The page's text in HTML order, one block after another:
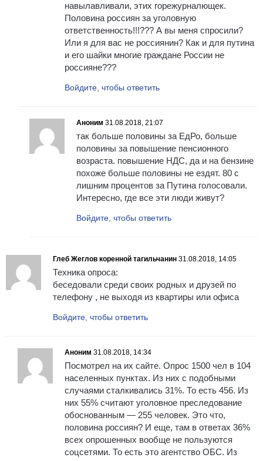
навылавливали, этих горежурналющек.
Половина россиян за уголовную
ответственность!!!??? А вы меня спросили?
Или я для вас не россиянин? Как и для путина
и его шайки многие граждане России не
россияне???
Войдите, чтобы ответить
Аноним 31.08.2018, 21:07
так больше половины за ЕдРо, больше
половины за повышение пенсионного
возраста. повышение НДС, да и на бензине
похоже больше половины не ездят. 80 с
лишним процентов за Путина голосовали.
Интересно, где все эти люди живут?
Войдите, чтобы ответить
Глеб Жеглов коренной тагильчанин 31.08.2018, 14:05
Техника опроса:
беседовали среди своих родных и друзей по
телефону , не выходя из квартиры или офиса
Войдите, чтобы ответить
Аноним 31.08.2018, 14:34
Посмотрел на их сайте. Опрос 1500 чел в 104
населенных пунктах. Из них с подобными
случаями сталкивались 31%. То есть 456. Из
них 55% считают уголовное преследование
обоснованным — 255 человек. Это что,
половина россиян? И еще, там в ответах 36%
всех опрошенных вообще не пользуются
соцсетями. То есть это агентство ОБС. Из